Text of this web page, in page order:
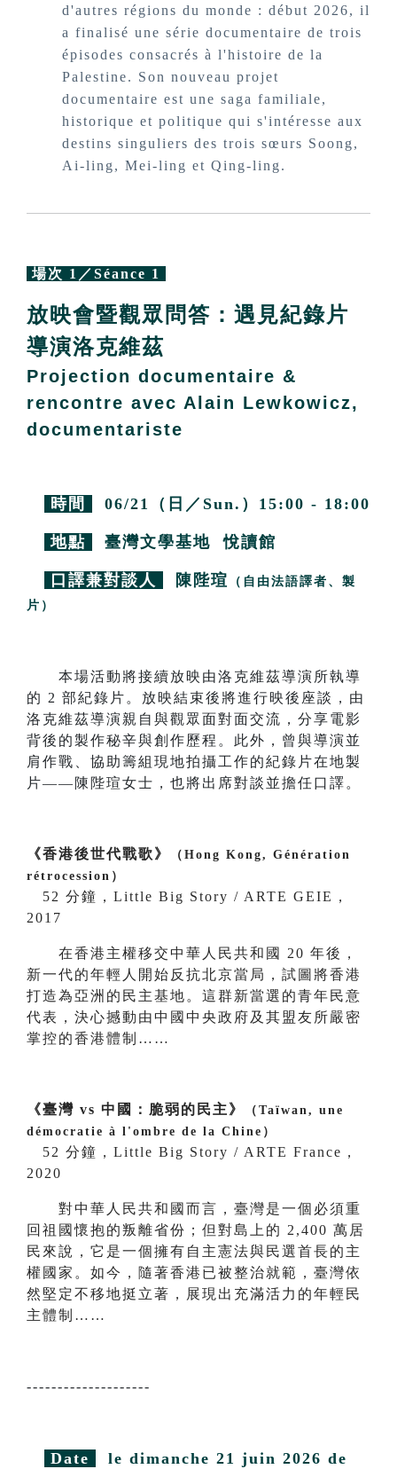
d'autres régions du monde : début 2026, il
a finalisé une série documentaire de trois
épisodes consacrés à l'histoire de la
Palestine. Son nouveau projet
documentaire est une saga familiale,
historique et politique qui s'intéresse aux
destins singuliers des trois sœurs Soong,
Ai-ling, Mei-ling et Qing-ling.
場次 1／Séance 1
放映會暨觀眾問答：遇見紀錄片
導演洛克維茲
Projection documentaire &
rencontre avec Alain Lewkowicz,
documentariste
時間 06/21（日／Sun.）15:00 - 18:00
地點 臺灣文學基地 悅讀館
口譯兼對談人 陳陛瑄
（自由法語譯者、製
片）
本場活動將接續放映由洛克維茲導演所執導
的 2 部紀錄片。放映結束後將進行映後座談，由
洛克維茲導演親自與觀眾面對面交流，分享電影
背後的製作秘辛與創作歷程。此外，曾與導演並
肩作戰、協助籌組現地拍攝工作的紀錄片在地製
片——陳陛瑄女士，也將出席對談並擔任口譯。
《香港後世代戰歌》
（Hong Kong, Génération
rétrocession）
52 分鐘，Little Big Story / ARTE GEIE，
2017
在香港主權移交中華人民共和國 20 年後，
新一代的年輕人開始反抗北京當局，試圖將香港
打造為亞洲的民主基地。這群新當選的青年民意
代表，決心撼動由中國中央政府及其盟友所嚴密
掌控的香港體制……
《臺灣 vs 中國：脆弱的民主》
（Taïwan, une
démocratie à l'ombre de la Chine）
52 分鐘，Little Big Story / ARTE France，
2020
對中華人民共和國而言，臺灣是一個必須重
回祖國懷抱的叛離省份；但對島上的 2,400 萬居
民來說，它是一個擁有自主憲法與民選首長的主
權國家。如今，隨著香港已被整治就範，臺灣依
然堅定不移地挺立著，展現出充滿活力的年輕民
主體制……
--------------------
Date
le dimanche 21 juin 2026 de